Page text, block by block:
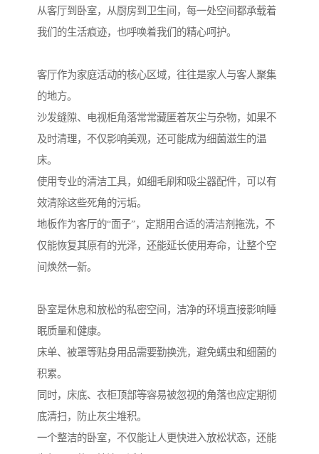
从客厅到卧室，从厨房到卫生间，每一处空间都承载着
我们的生活痕迹，也呼唤着我们的精心呵护。
客厅作为家庭活动的核心区域，往往是家人与客人聚集
的地方。
沙发缝隙、电视柜角落常常藏匿着灰尘与杂物，如果不
及时清理，不仅影响美观，还可能成为细菌滋生的温
床。
使用专业的清洁工具，如细毛刷和吸尘器配件，可以有
效清除这些死角的污垢。
地板作为客厅的“面子”，定期用合适的清洁剂拖洗，不
仅能恢复其原有的光泽，还能延长使用寿命，让整个空
间焕然一新。
卧室是休息和放松的私密空间，洁净的环境直接影响睡
眠质量和健康。
床单、被罩等贴身用品需要勤换洗，避免螨虫和细菌的
积累。
同时，床底、衣柜顶部等容易被忽视的角落也应定期彻
底清扫，防止灰尘堆积。
一个整洁的卧室，不仅能让人更快进入放松状态，还能